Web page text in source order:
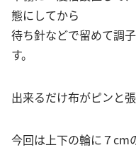
態にしてから
待ち針などで留めて調
す。
出来るだけ布がピンと
今回は上下の輪に７cm